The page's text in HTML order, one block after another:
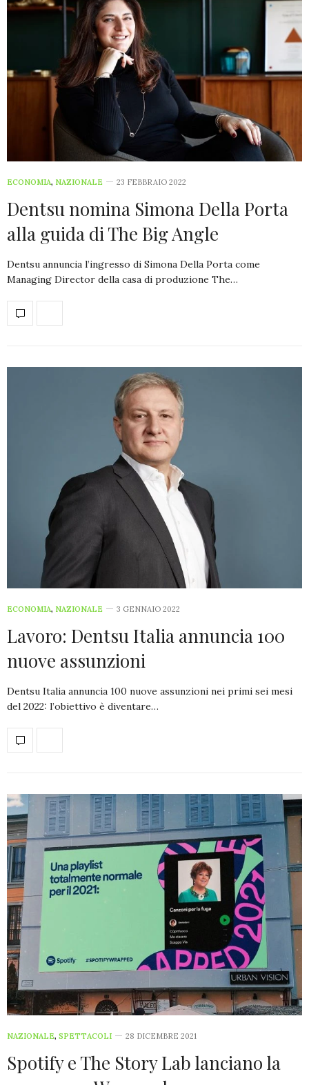
ECONOMIA, NAZIONALE 23 FEBBRAIO 2022
Dentsu nomina Simona Della Porta
alla guida di The Big Angle
Dentsu annuncia l’ingresso di Simona Della Porta come
Managing Director della casa di produzione The…
ECONOMIA, NAZIONALE 3 GENNAIO 2022
Lavoro: Dentsu Italia annuncia 100
nuove assunzioni
Dentsu Italia annuncia 100 nuove assunzioni nei primi sei mesi
del 2022: l’obiettivo è diventare…
NAZIONALE, SPETTACOLI 28 DICEMBRE 2021
Spotify e The Story Lab lanciano la